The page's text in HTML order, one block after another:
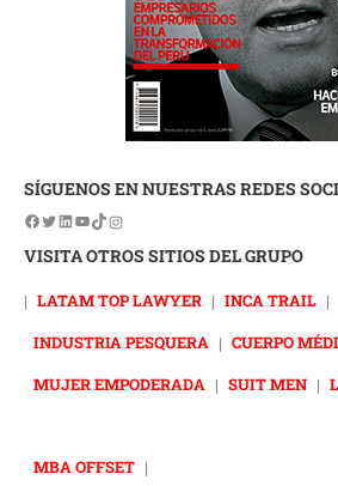
SÍGUENOS EN NUESTRAS REDES
VISITA OTROS SITIOS DEL GRUPO
| LATAM TOP LAWYER | INCA TRAIL |
INDUSTRIA PESQUERA | CUERPO
MUJER EMPODERADA | SUIT MEN |
MBA OFFSET |